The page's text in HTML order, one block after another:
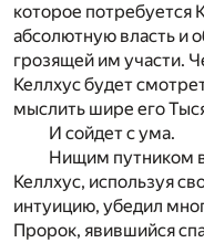
которое потребуется
абсолютную власть и
грозящей им участи.
Келлхус будет
мыслить шире его
И сойдет с ума.
Нищим путником
Келлхус, используя
интуицию, убедил
Пророк, явившийся